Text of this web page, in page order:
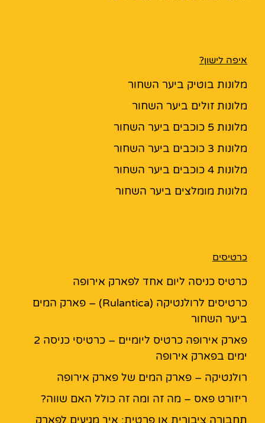
איפה לישון?
מלונות בוטיק ביער השחור
מלונות זולים ביער השחור
מלונות 5 כוכבים ביער השחור
מלונות 3 כוכבים ביער השחור
מלונות 4 כוכבים ביער השחור
מלונות מומלצים ביער השחור
כרטיסים
כרטיס כניסה ליום אחד לפארק אירופה
כרטיסים לרולנטיקה (Rulantica) – פארק המים
ביער השחור
פארק אירופה כרטיס ליומיים – כרטיסי כניסה 2
ימים בפארק אירופה
רולנטיקה – פארק המים של פארק אירופה
ריזורט פאס – מה זה ומה זה כולל האם שווה?
תחבורה ציבורית או פרטית: איך מגיעים לפארק